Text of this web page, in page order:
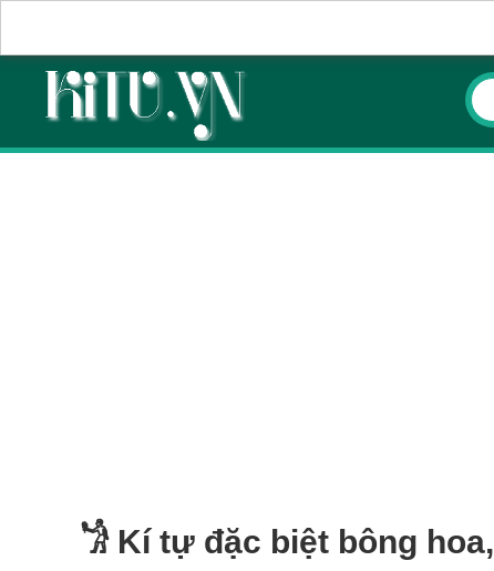
𓁋 Kí tự đặc biệt bông